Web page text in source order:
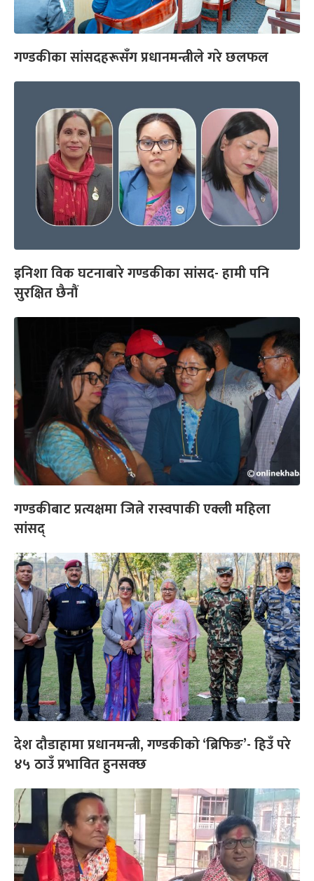
गण्डकीका सांसदहरूसँग प्रधानमन्त्रीले गरे छलफल
इनिशा विक घटनाबारे गण्डकीका सांसद- हामी पनि
सुरक्षित छैनौं
गण्डकीबाट प्रत्यक्षमा जित्ने रास्वपाकी एक्ली महिला
सांसद्
देश दौडाहामा प्रधानमन्त्री, गण्डकीको ‘ब्रिफिङ’- हिउँ परे
४५ ठाउँ प्रभावित हुनसक्छ